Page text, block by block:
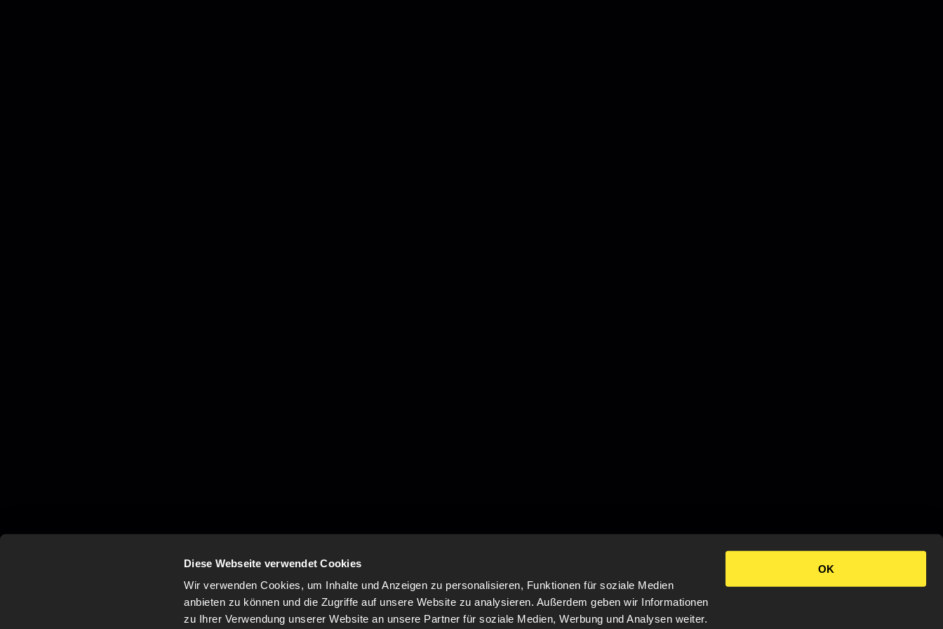
Diese Webseite verwendet Cookies
Wir verwenden Cookies, um Inhalte und Anzeigen zu personalisieren, Funktionen für soziale Medien
anbieten zu können und die Zugriffe auf unsere Website zu analysieren. Außerdem geben wir Informationen
zu Ihrer Verwendung unserer Website an unsere Partner für soziale Medien, Werbung und Analysen weiter.
OK